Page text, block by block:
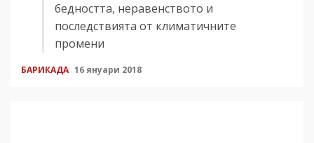
бедността, неравенството и
последствията от климатичните
промени
БАРИКАДА 16 януари 2018